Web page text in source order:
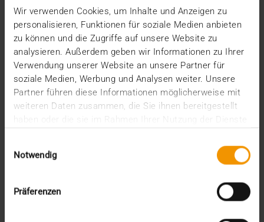
Wir verwenden Cookies, um Inhalte und Anzeigen zu
personalisieren, Funktionen für soziale Medien anbieten
zu können und die Zugriffe auf unsere Website zu
analysieren. Außerdem geben wir Informationen zu Ihrer
Verwendung unserer Website an unsere Partner für
soziale Medien, Werbung und Analysen weiter. Unsere
Partner führen diese Informationen möglicherweise mit
weiteren Daten zusammen, die Sie ihnen bereitgestellt
Notwendig
Präferenzen
In der Bundesliga läuft es für Werder Bremen aktuell
deutlich besser als in der Saison zuvor. Und…
VISUS HEALTH IT
MEHR ERFAHREN